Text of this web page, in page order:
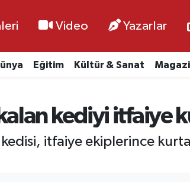
Video Yazarlar
Eğitim Kültür & Sanat
kediyi itfaiye
itfaiye ekiplerince